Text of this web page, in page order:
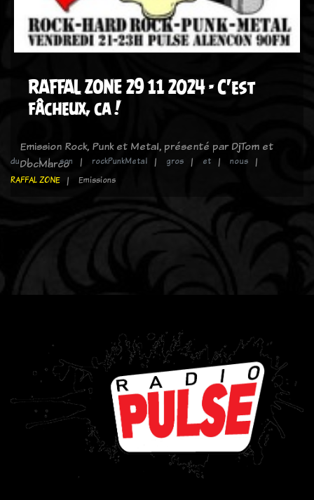
RAFFAL ZONE 29 11 2024 - C'est
fâcheux, ca !
Emission Rock, Punk et Metal, présenté par DjTom et
DocMarco
du ! son rockPunkMetal gros et
nous
RAFFAL ZONE
Emissions